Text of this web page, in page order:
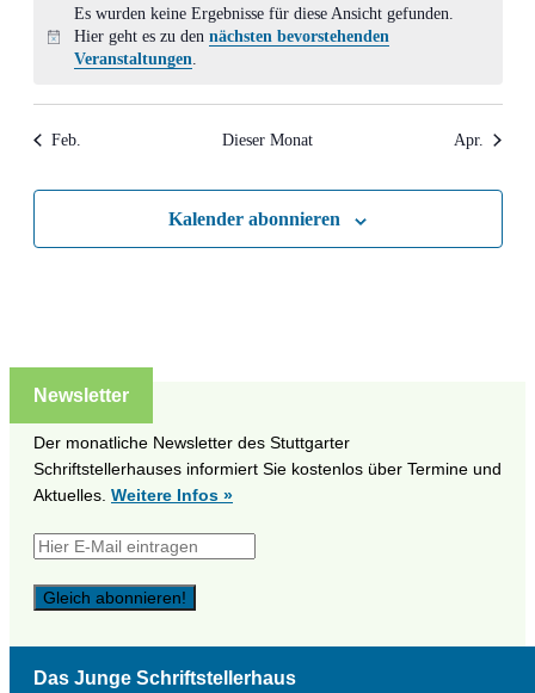
Hinweis
Es wurden keine Ergebnisse für diese Ansicht gefunden.
Hier geht es zu dennächsten bevorstehenden
Veranstaltungen.
Feb. Dieser Monat Apr.
Kalender abonnieren
Newsletter
Der monatliche Newsletter des Stuttgarter
Schriftstellerhauses informiert Sie kostenlos über Termine und
Aktuelles. Weitere Infos »
Das Junge Schriftstellerhaus